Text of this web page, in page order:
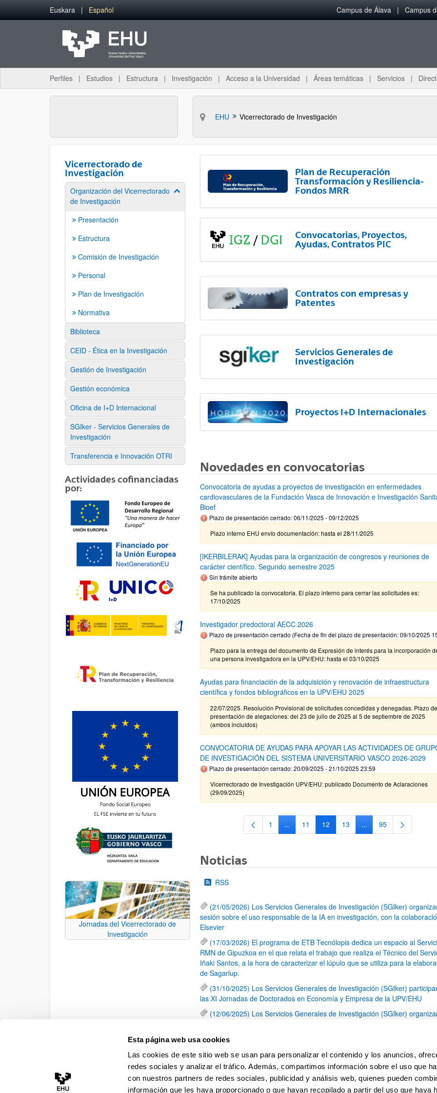
Esta página web usa cookies
Las cookies de este sitio web se usan para personalizar el contenido y los anuncios,
redes sociales y analizar el tráfico. Además, compartimos información sobre el uso que
con nuestros partners de redes sociales, publicidad y análisis web, quienes pueden
información que les haya proporcionado o que hayan recopilado a partir del uso que haya
Saltar al contenido principal
Euskara Español Campus de Álava Campus
Perfiles Estudios Estructura Investigación Acceso a la Universidad Áreas temáticas Servicios
EHU Vicerrectorado de Investigación
Vicerrectorado de
Investigación
Organización del Vicerrectorado
de Investigación
Mostrar/ocultar subpáginas
Presentación
Estructura
Comisión de Investigación
Personal
Plan de Investigación
Normativa
Biblioteca
CEID - Ética en la Investigación
Gestión de Investigación
Gestión económica
Oficina de I+D Internacional
SGIker - Servicios Generales de
Investigación
Transferencia e Innovación OTRI
Actividades cofinanciadas
por:
Jornadas del Vicerrectorado de
Investigación
Plan de Recuperación
Transformación y Resiliencia-
Fondos MRR
Convocatorias, Proyectos,
Ayudas, Contratos PIC
Contratos con empresas y
Patentes
Servicios Generales de
Investigación
Proyectos I+D Internacionales
Novedades en convocatorias
Convocatoria de ayudas a proyectos de investigación en enfermedades
cardiovasculares de la Fundación Vasca de Innovación e Investigación
Bioef
Plazo de presentación cerrado: 06/11/2025 - 09/12/2025
Plazo interno EHU envío documentación: hasta el 28/11/2025
[IKERBILERAK] Ayudas para la organización de congresos y reuniones de
carácter científico. Segundo semestre 2025
Sin trámite abierto
Se ha publicado la convocatoria. El plazo interno para cerrar las solicitudes es:
17/10/2025
Investigador predoctoral AECC 2026
Plazo de presentación cerrado (Fecha de fin del plazo de presentación: 09/10/2025
Plazo para la entrega del documento de Expresión de interés para la incorporación
una persona investigadora en la UPV/EHU: hasta el 03/10/2025
Ayudas para financiación de la adquisición y renovación de infraestructura
científica y fondos bibliográficos en la UPV/EHU 2025
22/07/2025. Resolución Provisional de solicitudes concedidas y denegadas. Plazo de
presentación de alegaciones: del 23 de julio de 2025 al 5 de septiembre de 2025
(ambos incluídos)
CONVOCATORIA DE AYUDAS PARA APOYAR LAS ACTIVIDADES DE
DE INVESTIGACIÓN DEL SISTEMA UNIVERSITARIO VASCO 2026-2029
Plazo de presentación cerrado: 20/09/2025 - 21/10/2025 23:59
Vicerrectorado de Investigación UPV/EHU: publicado Documento de Aclaraciones
(29/09/2025)
Página
1 ...Páginas intermedias Use TAB para desplazarse.
Página
11 Página
12 Página
13 ...Páginas intermedias
Página
95
Noticias
RSS
(21/05/2026) Los Servicios Generales de Investigación (SGIker)
sesión sobre el uso responsable de la IA en investigación, con la
Elsevier
(17/03/2026) El programa de ETB Tecnólopis dedica un espacio al
RMN de Gipuzkoa en el que relata el trabajo que realiza el Técnico del
Iñaki Santos, a la hora de caracterizar el lúpulo que se utiliza para la
de Sagarlup.
(31/10/2025) Los Servicios Generales de Investigación (SGIker)
las XI Jornadas de Doctorados en Economía y Empresa de la UPV/EHU
(12/06/2025) Los Servicios Generales de Investigación (SGIker)
una caracterización química de dos variedades de lúpulo silvestre
Página
1 Página
2 Página
3 ...
Páginas intermedias Use TAB
Página
79